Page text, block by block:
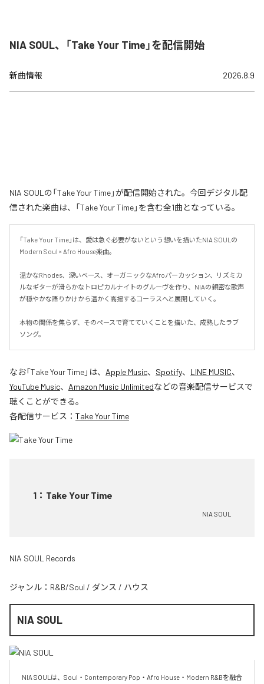
NIA SOUL、「Take Your Time」を配信開始
新曲情報 2026.8.9
NIA SOULの「Take Your Time」が配信開始された。今回デジタル配
信された楽曲は、「Take Your Time」を含む全1曲となっている。
「Take Your Time」は、愛は急ぐ必要がないという想いを描いたNIA SOULの
Modern Soul × Afro House楽曲。
温かなRhodes、深いベース、オーガニックなAfroパーカッション、リズミカ
ルなギターが滑らかなトロピカルナイトのグルーヴを作り、NIAの親密な歌声
が穏やかな語りかけから温かく高揚するコーラスへと展開していく。
本物の関係を焦らず、そのペースで育てていくことを描いた、成熟したラブ
ソング。
なお「Take Your Time」は、 Apple Music、 Spotify、 LINE MUSIC、
YouTube Music、 Amazon Music Unlimitedなどの音楽配信サービスで
聴くことができる。
各配信サービス： Take Your Time
1 ： Take Your Time
NIA SOUL
NIA SOUL Records
ジャンル： R&B/Soul / ダンス / ハウス
NIA SOUL
NIA SOULは、Soul・Contemporary Pop・Afro House・Modern R&Bを融合